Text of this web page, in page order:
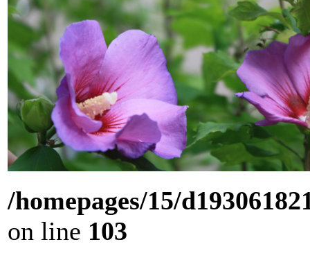
/homepages/15/
on line 103